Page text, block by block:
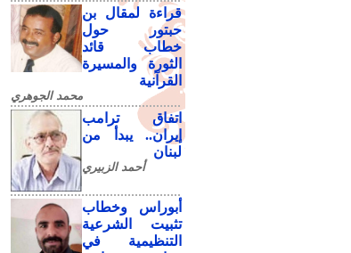
قراءة لمقال بن
حبتور حول
خطاب قائد
الثورة والمسيرة
القرآنية
محمد الجوهري
اتفاق ترامب
إيران.. يبدأ من
لبنان
أحمد الزبيري
أبوراس وخطاب
تثبيت الشرعية
التنظيمية في